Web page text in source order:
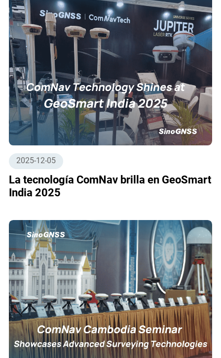
2025-12-05
La tecnología ComNav brilla en GeoSmart
India 2025